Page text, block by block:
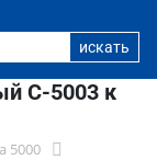
C-5003 к
5000